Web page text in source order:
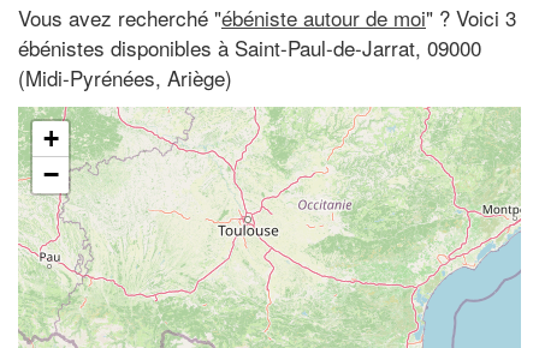
Vous avez recherché "ébéniste autour de moi" ? Voici 3
ébénistes disponibles à Saint-Paul-de-Jarrat, 09000
(Midi-Pyrénées, Ariège)
+
−